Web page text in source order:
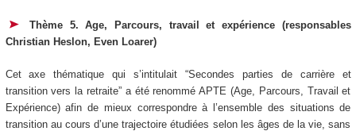
Thème 5. Age, Parcours, travail et expérience (responsables
Christian Heslon, Even Loarer)
Cet axe thématique qui s’intitulait “Secondes parties de carrière et
transition vers la retraite” a été renommé APTE (Age, Parcours, Travail et
Expérience) afin de mieux correspondre à l’ensemble des situations de
transition au cours d’une trajectoire étudiées selon les âges de la vie, sans